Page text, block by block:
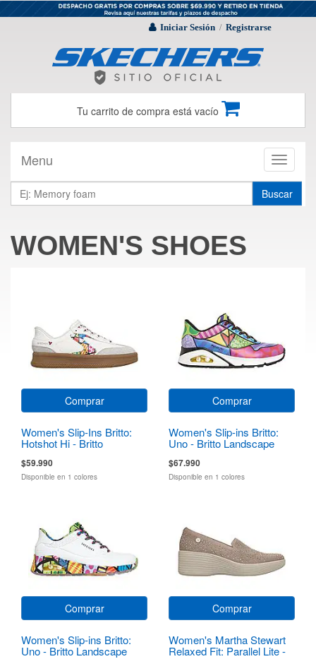
Iniciar Sesión / Registrarse
Tu carrito de compra está vacío
Toggle
Menu
Buscar
WOMEN'S SHOES
Comprar
Women's Slip-Ins Britto:
Hotshot Hi - Britto
$59.990
Disponible en 1 colores
Comprar
Women's Slip-ins Britto:
Uno - Britto Landscape
$67.990
Disponible en 1 colores
Comprar
Women's Slip-ins Britto:
Uno - Britto Landscape
Comprar
Women's Martha Stewart
Relaxed Fit: Parallel Lite -